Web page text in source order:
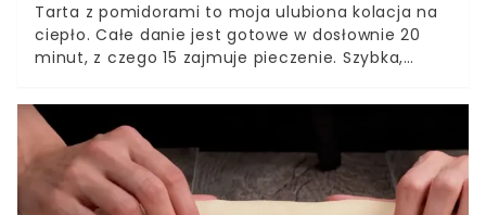
Tarta z pomidorami to moja ulubiona kolacja na
ciepło. Całe danie jest gotowe w dosłownie 20
minut, z czego 15 zajmuje pieczenie. Szybka,
nie wyrabiam kruchego ciasta. Jest o wiele lepszy
sposób.